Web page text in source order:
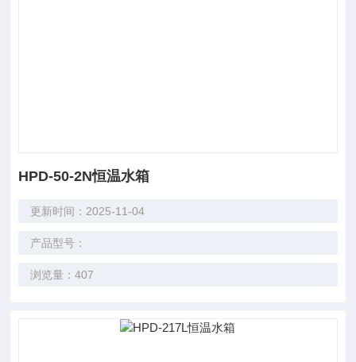
HPD-50-2N恒温水箱
更新时间：2025-11-04
产品型号：
浏览量：407